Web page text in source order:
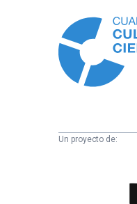
Un proyecto de: